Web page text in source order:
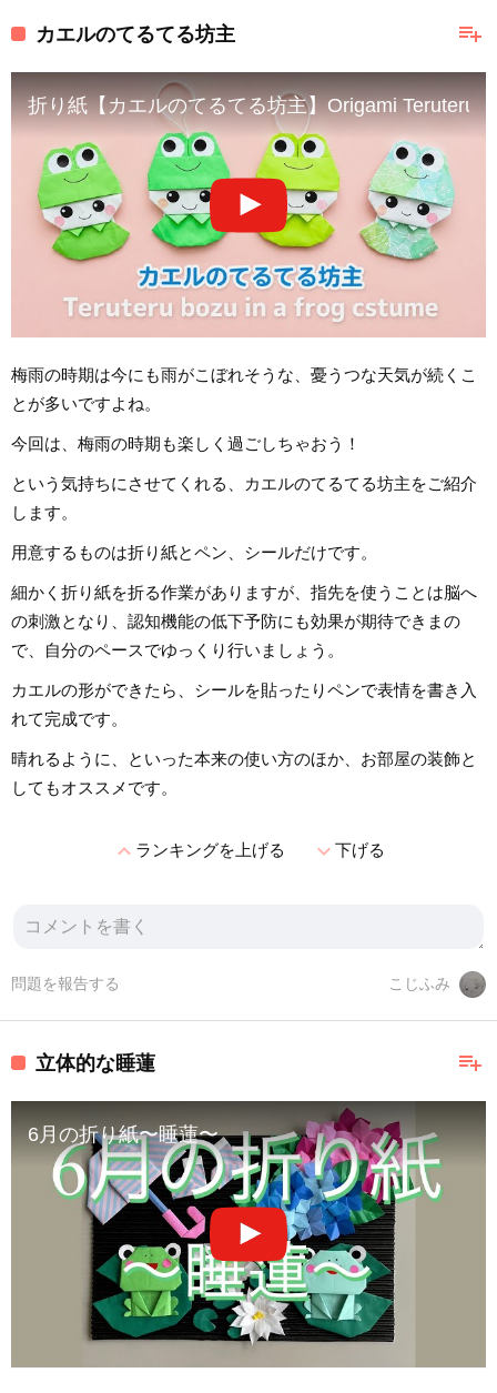
playlist_add
カエルのてるてる坊主
折り紙【カエルのてるてる坊主】Origami Teruteru
梅雨の時期は今にも雨がこぼれそうな、憂うつな天気が続くこ
とが多いですよね。
今回は、梅雨の時期も楽しく過ごしちゃおう！
という気持ちにさせてくれる、カエルのてるてる坊主をご紹介
します。
用意するものは折り紙とペン、シールだけです。
細かく折り紙を折る作業がありますが、指先を使うことは脳へ
の刺激となり、認知機能の低下予防にも効果が期待できまの
で、自分のペースでゆっくり行いましょう。
カエルの形ができたら、シールを貼ったりペンで表情を書き入
れて完成です。
晴れるように、といった本来の使い方のほか、お部屋の装飾と
してもオススメです。
expand_lessランキングを上げる expand_more下げる
こじふみ
問題を報告する
playlist_add
立体的な睡蓮
6月の折り紙〜睡蓮〜